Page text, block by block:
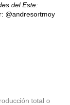
del Este:
@andresortmoy
total o